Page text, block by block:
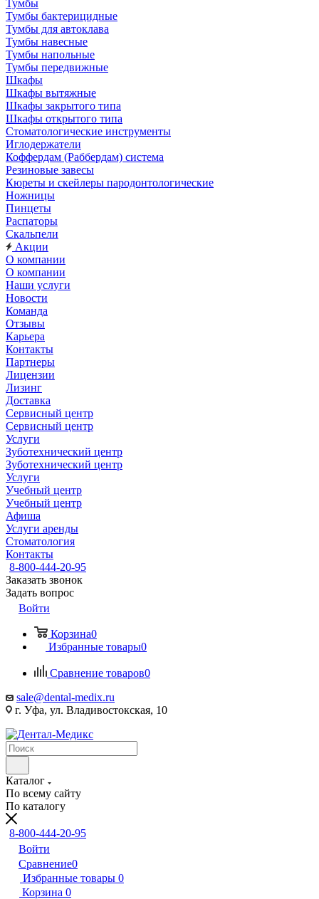
Тумбы
Тумбы бактерицидные
Тумбы для автоклава
Тумбы навесные
Тумбы напольные
Тумбы передвижные
Шкафы
Шкафы вытяжные
Шкафы закрытого типа
Шкафы открытого типа
Стоматологические инструменты
Иглодержатели
Коффердам (Раббердам) система
Резиновые завесы
Кюреты и скейлеры пародонтологические
Ножницы
Пинцеты
Распаторы
Скальпели
Акции
О компании
О компании
Наши услуги
Новости
Команда
Отзывы
Карьера
Контакты
Партнеры
Лицензии
Лизинг
Доставка
Сервисный центр
Сервисный центр
Услуги
Зуботехнический центр
Зуботехнический центр
Услуги
Учебный центр
Учебный центр
Афиша
Услуги аренды
Стоматология
Контакты
8-800-444-20-95
Заказать звонок
Задать вопрос
Войти
Корзина0
Избранные товары0
Сравнение товаров0
sale@dental-medix.ru
г. Уфа, ул. Владивостокская, 10
Каталог
По всему сайту
По каталогу
8-800-444-20-95
Войти
Сравнение0
Избранные товары 0
Корзина 0